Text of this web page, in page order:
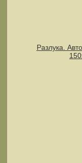
Разлука.